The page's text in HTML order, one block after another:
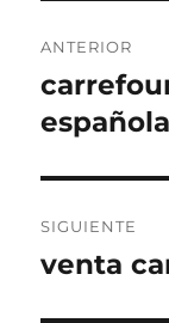
de
entradas
ANTERIOR
Entrada
anterior:
SIGUIENTE
Entrada
venta